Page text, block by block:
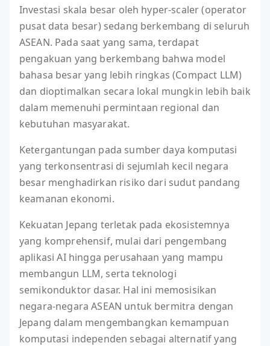
Investasi skala besar oleh hyper-scaler (operator
pusat data besar) sedang berkembang di seluruh
ASEAN. Pada saat yang sama, terdapat
pengakuan yang berkembang bahwa model
bahasa besar yang lebih ringkas (Compact LLM)
dan dioptimalkan secara lokal mungkin lebih baik
dalam memenuhi permintaan regional dan
kebutuhan masyarakat.
Ketergantungan pada sumber daya komputasi
yang terkonsentrasi di sejumlah kecil negara
besar menghadirkan risiko dari sudut pandang
keamanan ekonomi.
Kekuatan Jepang terletak pada ekosistemnya
yang komprehensif, mulai dari pengembang
aplikasi AI hingga perusahaan yang mampu
membangun LLM, serta teknologi
semikonduktor dasar. Hal ini memosisikan
negara-negara ASEAN untuk bermitra dengan
Jepang dalam mengembangkan kemampuan
komputasi independen sebagai alternatif yang